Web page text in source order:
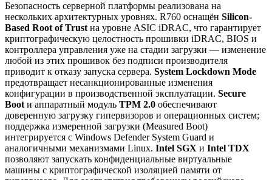
Безопасность серверной платформы реализована на
нескольких архитектурных уровнях. R760 оснащён Silicon-
Based Root of Trust на уровне ASIC iDRAC, что гарантирует
криптографическую целостность прошивки iDRAC, BIOS и
контроллера управления уже на стадии загрузки — изменение
любой из этих прошивок без подписи производителя
приводит к отказу запуска сервера. System Lockdown Mode
предотвращает несанкционированные изменения
конфигурации в производственной эксплуатации. Secure
Boot и аппаратный модуль TPM 2.0 обеспечивают
доверенную загрузку гипервизоров и операционных систем;
поддержка измеренной загрузки (Measured Boot)
интегрируется с Windows Defender System Guard и
аналогичными механизмами Linux. Intel SGX и Intel TDX
позволяют запускать конфиденциальные виртуальные
машины с криптографической изоляцией памяти от